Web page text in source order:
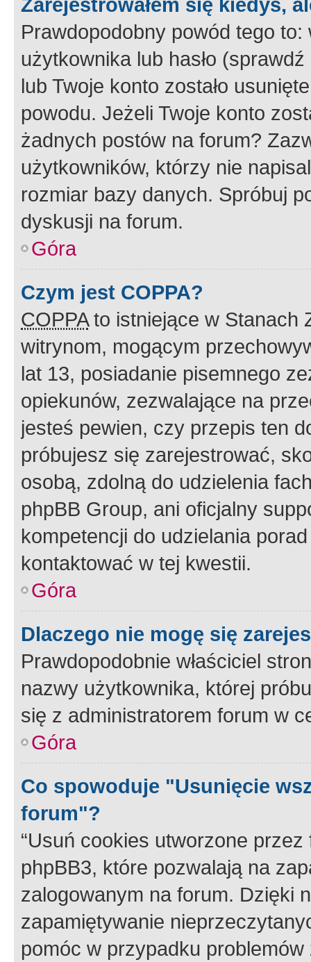
Prawdopodobny powód tego to:
użytkownika lub hasło
lub Twoje konto zostało
powodu. Jeżeli Twoje konto
żadnych postów na forum?
użytkowników, którzy nie
rozmiar bazy danych. Spróbuj
dyskusji na forum.
Góra
Czym jest COPPA?
COPPAto istniejące w Stanach
witrynom, mogącym
lat 13, posiadanie pisemnego
opiekunów, zezwalające na
jesteś pewien, czy przepis ten
próbujesz się zarejestrować,
osobą, zdolną do udzielenia
phpBB Group, ani oficjalny
kompetencji do udzielania
kontaktować w tej kwestii.
Góra
Dlaczego nie mogę się
Prawdopodobnie właściciel
nazwy użytkownika, której
się z administratorem forum w
Góra
Co spowoduje "Usunięcie
forum"?
“Usuń cookies utworzone
phpBB3, które pozwalają na
zalogowanym na forum. Dzięki
zapamiętywanie
pomóc w przypadku